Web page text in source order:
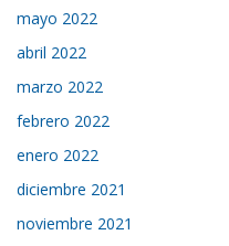
mayo 2022
abril 2022
marzo 2022
febrero 2022
enero 2022
diciembre 2021
noviembre 2021